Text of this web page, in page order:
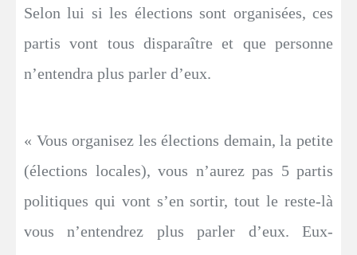
Selon lui si les élections sont organisées, ces
partis vont tous disparaître et que personne
n’entendra plus parler d’eux.
« Vous organisez les élections demain, la petite
(élections locales), vous n’aurez pas 5 partis
politiques qui vont s’en sortir, tout le reste-là
vous n’entendrez plus parler d’eux. Eux-